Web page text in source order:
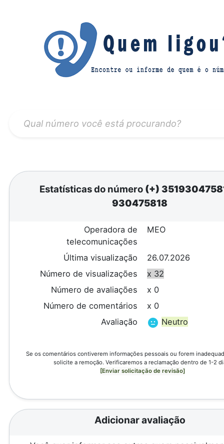
Estatísticas do número (+)
930475818
Operadora de
telecomunicações
MEO
Última visualização
26.07.2026
Número de visualizações
x 32
Número de avaliações
x 0
Número de comentários
x 0
Avaliação
Neutro
Se os comentários contiverem informações pessoais ou forem
solicite a remoção. Verificaremos a reclamação dentro de 1-2
[Enviar solicitação de revisão]
Adicionar avaliação